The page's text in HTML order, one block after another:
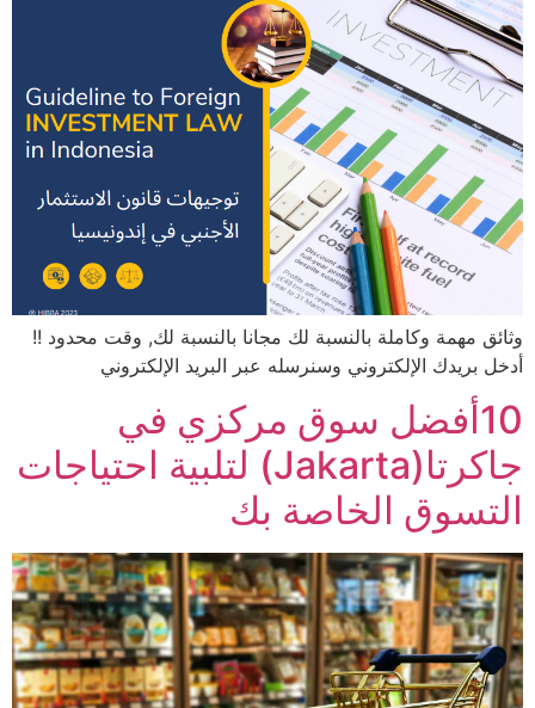
وثائق مهمة وكاملة بالنسبة لك مجانا بالنسبة لك, وقت محدود !!
أدخل بريدك الإلكتروني وسنرسله عبر البريد الإلكتروني​
10أفضل سوق مركزي في
جاكرتا(Jakarta) لتلبية احتياجات
التسوق الخاصة بك